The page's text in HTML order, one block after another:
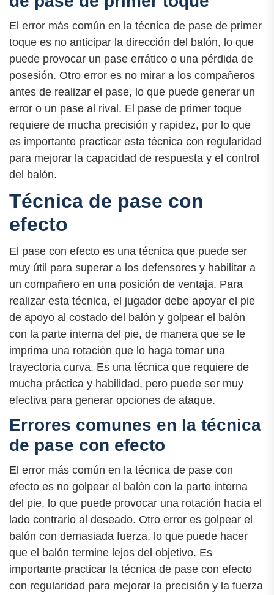
El error más común en la técnica de pase de primer
toque es no anticipar la dirección del balón, lo que
puede provocar un pase errático o una pérdida de
posesión. Otro error es no mirar a los compañeros
antes de realizar el pase, lo que puede generar un
error o un pase al rival. El pase de primer toque
requiere de mucha precisión y rapidez, por lo que
es importante practicar esta técnica con regularidad
para mejorar la capacidad de respuesta y el control
del balón.
Técnica de pase con
efecto
El pase con efecto es una técnica que puede ser
muy útil para superar a los defensores y habilitar a
un compañero en una posición de ventaja. Para
realizar esta técnica, el jugador debe apoyar el pie
de apoyo al costado del balón y golpear el balón
con la parte interna del pie, de manera que se le
imprima una rotación que lo haga tomar una
trayectoria curva. Es una técnica que requiere de
mucha práctica y habilidad, pero puede ser muy
efectiva para generar opciones de ataque.
Errores comunes en la técnica
de pase con efecto
El error más común en la técnica de pase con
efecto es no golpear el balón con la parte interna
del pie, lo que puede provocar una rotación hacia el
lado contrario al deseado. Otro error es golpear el
balón con demasiada fuerza, lo que puede hacer
que el balón termine lejos del objetivo. Es
importante practicar la técnica de pase con efecto
con regularidad para mejorar la precisión y la fuerza